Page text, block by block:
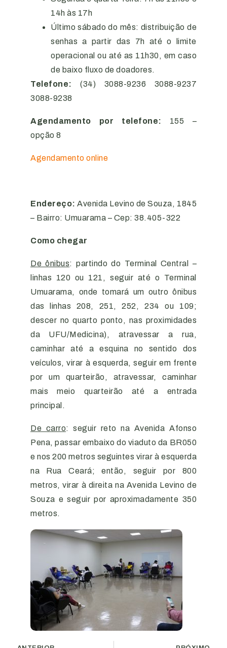
14h às 17h
Último sábado do mês: distribuição de
senhas a partir das 7h até o limite
operacional ou até as 11h30, em caso
de baixo fluxo de doadores.
Telefone: (34) 3088-9236 3088-9237
3088-9238
Agendamento por telefone:
155 –
opção 8
Agendamento online
Endereço: Avenida Levino de Souza, 1845
– Bairro: Umuarama – Cep: 38.405-322
Como chegar
De ônibus: partindo do Terminal Central –
linhas 120 ou 121, seguir até o Terminal
Umuarama, onde tomará um outro ônibus
das linhas 208, 251, 252, 234 ou 109;
descer no quarto ponto, nas proximidades
da UFU/Medicina), atravessar a rua,
caminhar até a esquina no sentido dos
veículos, virar à esquerda, seguir em frente
por um quarteirão, atravessar, caminhar
mais meio quarteirão até a entrada
principal.
De carro: seguir reto na Avenida Afonso
Pena, passar embaixo do viaduto da BR050
e nos 200 metros seguintes virar à esquerda
na Rua Ceará; então, seguir por 800
metros, virar à direita na Avenida Levino de
Souza e seguir por aproximadamente 350
metros.